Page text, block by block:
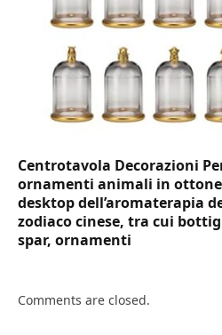
Centrotavola Decorazioni
ornamenti animali in
desktop dell’aromaterapia
zodiaco cinese, tra cui
spar, ornamenti
Comments are closed.